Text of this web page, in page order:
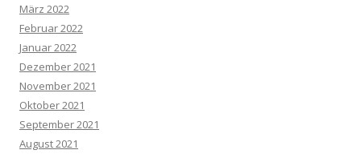
März 2022
Februar 2022
Januar 2022
Dezember 2021
November 2021
Oktober 2021
September 2021
August 2021